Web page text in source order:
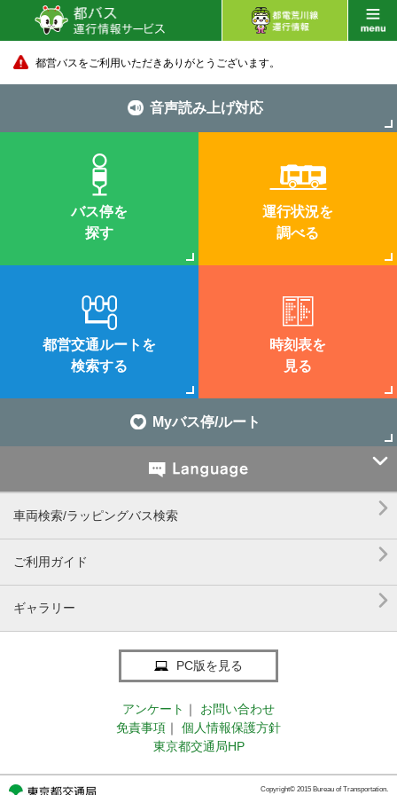
都営バスをご利用いただきありがとうございます。
音声読み上げ対応
バス停を
探す
運行状況を
調べる
都営交通ルートを
検索する
時刻表を
見る
Myバス停/ルート

車両検索/ラッピングバス検索 
ご利用ガイド 
ギャラリー 
PC版を見る
アンケート ｜
お問い合わせ
免責事項 ｜
個人情報保護方針
東京都交通局HP
Copyright© 2015 Bureau of Transportation.